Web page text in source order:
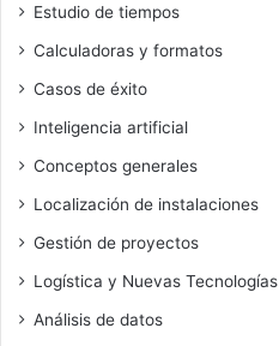
Estudio de tiempos
Calculadoras y formatos
Casos de éxito
Inteligencia artificial
Conceptos generales
Localización de instalaciones
Gestión de proyectos
Logística y Nuevas Tecnologías
Análisis de datos